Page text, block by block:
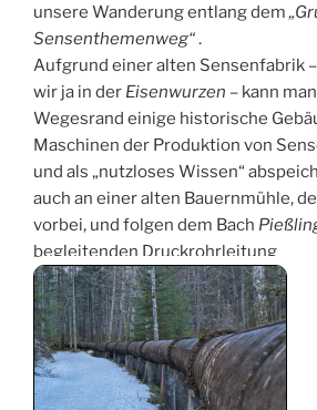
unsere Wanderung entlang dem
Sensenthemenweg“.
Aufgrund einer alten Sensenfabrik
wir ja in der Eisenwurzen – kann
Wegesrand einige historische
Maschinen der Produktion von
und als „nutzloses Wissen“
auch an einer alten Bauernmühle,
vorbei, und folgen dem Bach
begleitenden Druckrohrleitung